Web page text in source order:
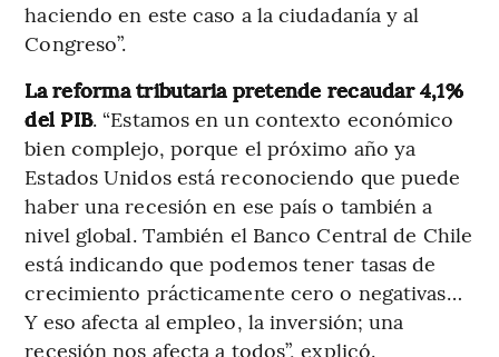
haciendo en este caso a la ciudadanía y al
Congreso”.
La reforma tributaria pretende recaudar 4,1%
del PIB. “Estamos en un contexto económico
bien complejo, porque el próximo año ya
Estados Unidos está reconociendo que puede
haber una recesión en ese país o también a
nivel global. También el Banco Central de Chile
está indicando que podemos tener tasas de
crecimiento prácticamente cero o negativas…
Y eso afecta al empleo, la inversión; una
recesión nos afecta a todos”, explicó.